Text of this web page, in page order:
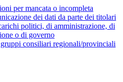
per mancata o incompleta
dei dati da parte dei titolari
politici, di amministrazione, di
o di governo
consiliari regionali/provinciali